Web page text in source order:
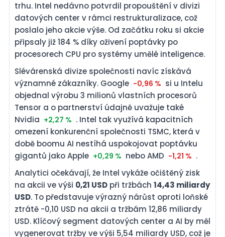
trhu. Intel nedávno potvrdil propouštění v divizi
datových center v rámci restrukturalizace, což
poslalo jeho akcie výše. Od začátku roku si akcie
připsaly již 184 % díky oživení poptávky po
procesorech CPU pro systémy umělé inteligence.
Slévárenská divize společnosti navíc získává
významné zákazníky. Google -0,96 % si u Intelu
objednal výrobu 3 milionů vlastních procesorů
Tensor a o partnerství údajně uvažuje také
Nvidia +2,27 % . Intel tak využívá kapacitních
omezení konkurenční společnosti TSMC, která v
době boomu AI nestíhá uspokojovat poptávku
gigantů jako Apple +0,29 % nebo AMD -1,21 % .
Analytici očekávají, že Intel vykáže očištěný zisk
na akcii ve výši 0,21 USD při tržbách 14,43 miliardy
USD. To představuje výrazný nárůst oproti loňské
ztrátě -0,10 USD na akcii a tržbám 12,86 miliardy
USD. Klíčový segment datových center a AI by měl
vygenerovat tržby ve výši 5,54 miliardy USD, což je